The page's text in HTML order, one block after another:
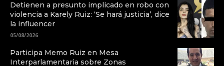
Detienen a presunto implicado en robo con
violencia a Karely Ruiz: ‘Se hará justicia’, dice
la influencer
05/08/2026
Participa Memo Ruiz en Mesa
Interparlamentaria sobre Zonas